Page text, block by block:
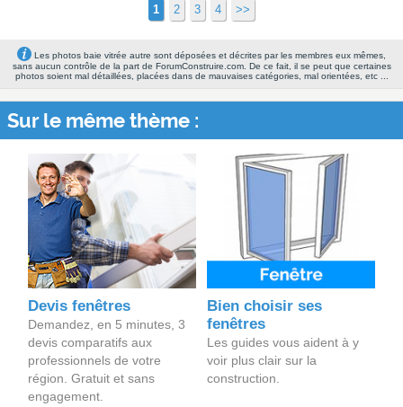
1 2 3 4 >>
Les photos baie vitrée autre sont déposées et décrites par les membres eux mêmes,
sans aucun contrôle de la part de ForumConstruire.com. De ce fait, il se peut que certaines
photos soient mal détaillées, placées dans de mauvaises catégories, mal orientées, etc ...
Sur le même thème :
Devis fenêtres
Demandez, en 5 minutes, 3
devis comparatifs aux
professionnels de votre
région. Gratuit et sans
engagement.
Bien choisir ses
fenêtres
Les guides vous aident à y
voir plus clair sur la
construction.